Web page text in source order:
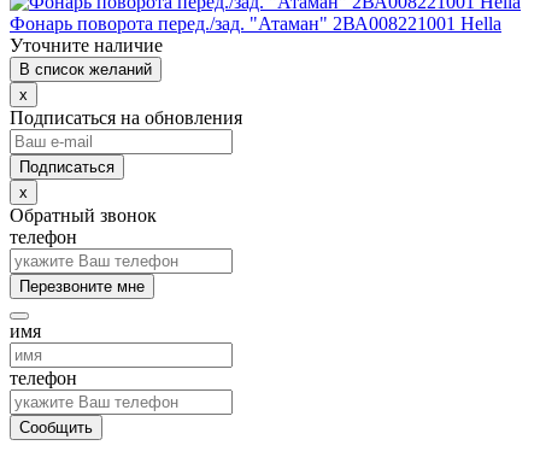
Фонарь поворота перед./зад. "Атаман" 2ВА008221001 Hella
Уточните наличие
В список желаний
x
Подписаться на обновления
x
Обратный звонок
телефон
Перезвоните мне
имя
телефон
Сообщить